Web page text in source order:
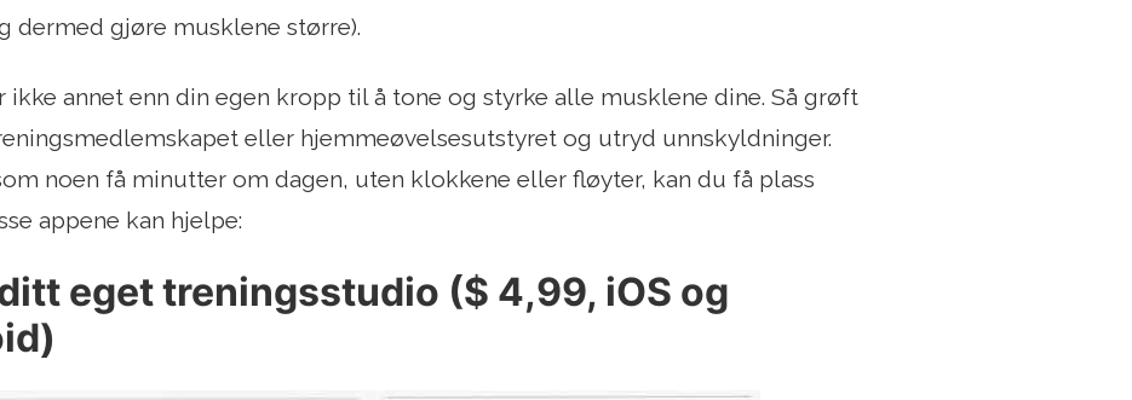
dermed gjøre musklene større).
ikke annet enn din egen kropp til å tone og styrke alle musklene dine. Så grøft
eller hjemmeøvelsesutstyret og utryd unnskyldninger.
noen få minutter om dagen, uten klokkene eller fløyter, kan du få plass
appene kan hjelpe:
eget treningsstudio ($ 4,99, iOS og